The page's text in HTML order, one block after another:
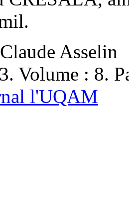
Asselin
Volume : 8.
l'UQAM